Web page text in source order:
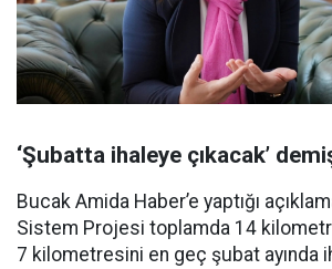
‘Şubatta ihaleye çıkacak’
Bucak Amida Haber’e yaptığı
Sistem Projesi toplamda 14
7 kilometresini en geç şubat ayında